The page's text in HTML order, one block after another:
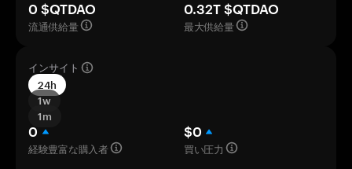
0 $QTDAO
流通供給量
0.32T $QTDAO
最大供給量
インサイト
24h
1w
1m
0
経験豊富な購入者
$0
買い圧力